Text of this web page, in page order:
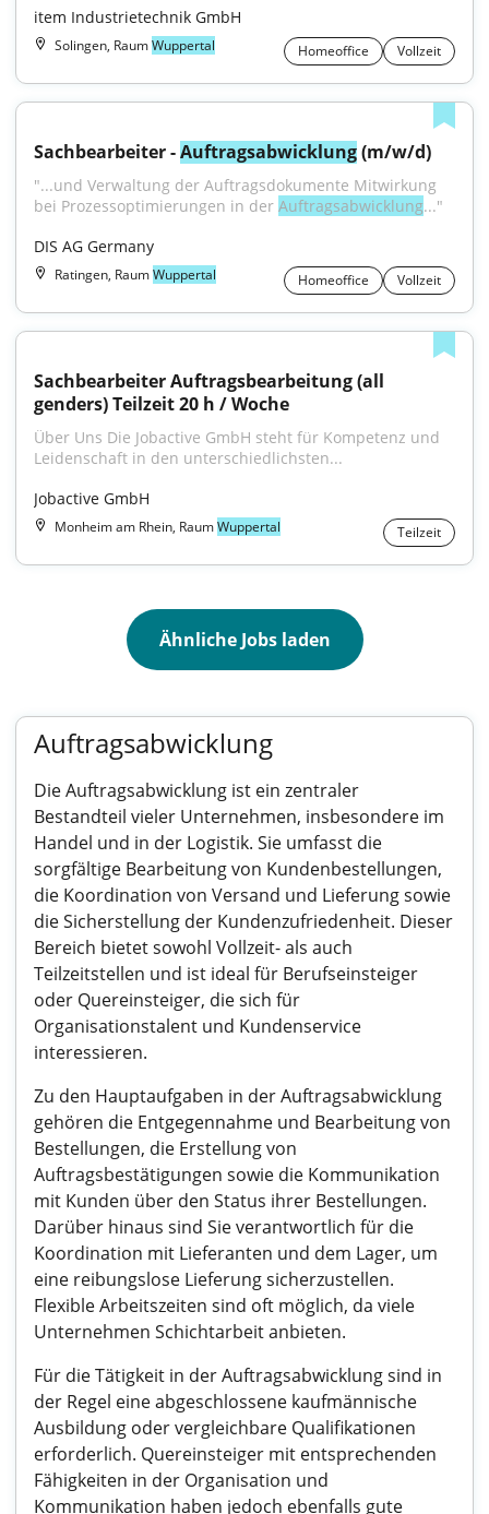
item Industrietechnik GmbH
Solingen, RaumWuppertal Homeoffice Vollzeit
Sachbearbeiter - Auftragsabwicklung (m/w/d)
"...und Verwaltung der Auftragsdokumente Mitwirkung
bei Prozessoptimierungen in der Auftragsabwicklung..."
DIS AG Germany
Ratingen, RaumWuppertal Homeoffice Vollzeit
Sachbearbeiter Auftragsbearbeitung (all
genders) Teilzeit 20 h / Woche
Über Uns Die Jobactive GmbH steht für Kompetenz und
Leidenschaft in den unterschiedlichsten...
Jobactive GmbH
Monheim am Rhein, RaumWuppertal Teilzeit
Ähnliche Jobs laden
Auftragsabwicklung
Die Auftragsabwicklung ist ein zentraler
Bestandteil vieler Unternehmen, insbesondere im
Handel und in der Logistik. Sie umfasst die
sorgfältige Bearbeitung von Kundenbestellungen,
die Koordination von Versand und Lieferung sowie
die Sicherstellung der Kundenzufriedenheit. Dieser
Bereich bietet sowohl Vollzeit- als auch
Teilzeitstellen und ist ideal für Berufseinsteiger
oder Quereinsteiger, die sich für
Organisationstalent und Kundenservice
interessieren.
Zu den Hauptaufgaben in der Auftragsabwicklung
gehören die Entgegennahme und Bearbeitung von
Bestellungen, die Erstellung von
Auftragsbestätigungen sowie die Kommunikation
mit Kunden über den Status ihrer Bestellungen.
Darüber hinaus sind Sie verantwortlich für die
Koordination mit Lieferanten und dem Lager, um
eine reibungslose Lieferung sicherzustellen.
Flexible Arbeitszeiten sind oft möglich, da viele
Unternehmen Schichtarbeit anbieten.
Für die Tätigkeit in der Auftragsabwicklung sind in
der Regel eine abgeschlossene kaufmännische
Ausbildung oder vergleichbare Qualifikationen
erforderlich. Quereinsteiger mit entsprechenden
Fähigkeiten in der Organisation und
Kommunikation haben jedoch ebenfalls gute